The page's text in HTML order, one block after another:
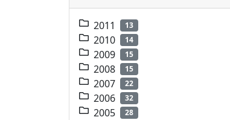
2011 13
2010 14
2009 15
2008 15
2007 22
2006 32
2005 28